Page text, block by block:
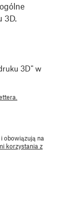
3D.
3D" w
obowiązują na
korzystania z